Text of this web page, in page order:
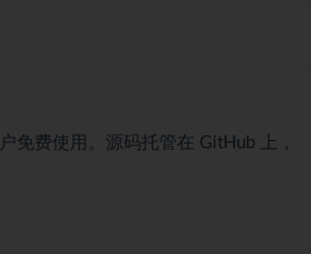
免费使用。源码托管在 GitHub 上，